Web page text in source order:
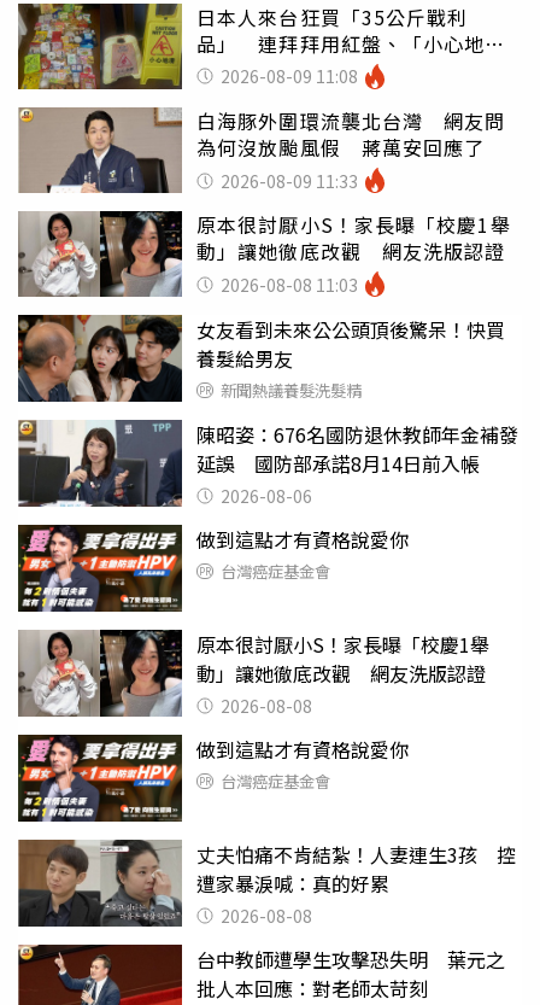
日本人來台狂買「35公斤戰利
品」 連拜拜用紅盤、「小心地
滑」告示牌也帶回家
2026-08-09 11:08
白海豚外圍環流襲北台灣 網友問
為何沒放颱風假 蔣萬安回應了
2026-08-09 11:33
原本很討厭小S！家長曝「校慶1舉
動」讓她徹底改觀 網友洗版認證
2026-08-08 11:03
女友看到未來公公頭頂後驚呆！快買
養髮給男友
新聞熱議養髮洗髮精
陳昭姿：676名國防退休教師年金補發
延誤 國防部承諾8月14日前入帳
2026-08-06
做到這點才有資格說愛你
台灣癌症基金會
原本很討厭小S！家長曝「校慶1舉
動」讓她徹底改觀 網友洗版認證
2026-08-08
做到這點才有資格說愛你
台灣癌症基金會
丈夫怕痛不肯結紮！人妻連生3孩 控
遭家暴淚喊：真的好累
2026-08-08
台中教師遭學生攻擊恐失明 葉元之
批人本回應：對老師太苛刻